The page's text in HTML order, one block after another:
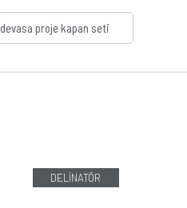
devasa proje kapan seti
DELİNATÖR